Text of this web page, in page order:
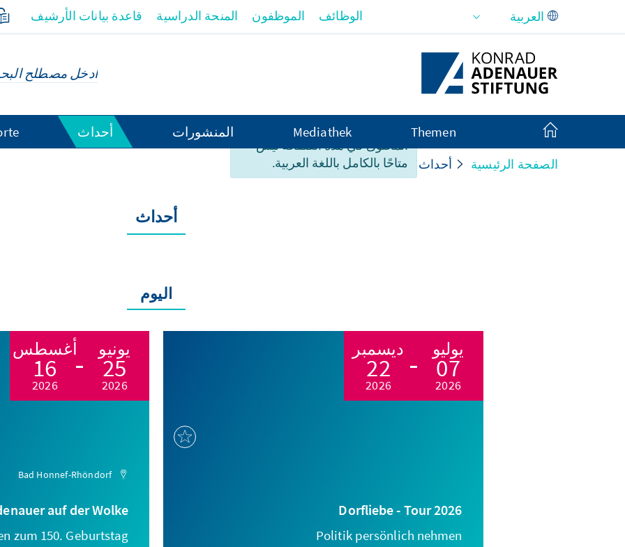
تخطي إلى المحتوى الرئيسي
المحتوى في هذه الصفحة ليس
متاحًا بالكامل باللغة العربية.
الوظائف الموظفون المنحة الدراسية قاعدة بيانات الأرشيف
Themen
Mediathek المنشورات أحداث
الصفحة الرئيسية أحداث
أحداث
اليوم
يوليو
07
2026
ديسمبر
22
2026
Dorfliebe - Tour 2026
Politik persönlich nehmen
يونيو
25
2026
أغسطس
16
2026
Bad Honnef-Rhöndorf
auf der Wolke
zum 150. Geburtstag